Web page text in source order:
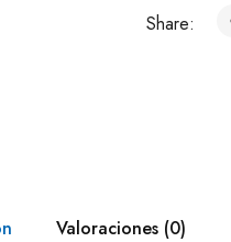
Share:
Valoraciones (0)